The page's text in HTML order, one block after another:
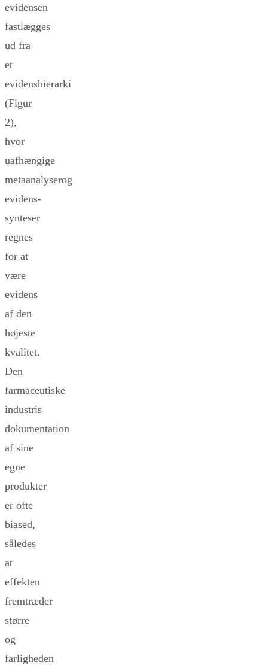
evidensen
fastlægges
ud fra
et
evidenshierarki
(Figur
2),
hvor
uafhængige
metaanalyserog
evidens-
synteser
regnes
for at
være
evidens
af den
højeste
kvalitet.
Den
farmaceutiske
industris
dokumentation
af sine
egne
produkter
er ofte
biased,
således
at
effekten
fremtræder
større
og
farligheden